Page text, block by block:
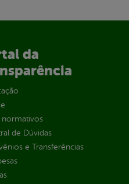
da
normativos
de Dúvidas
e Transferências